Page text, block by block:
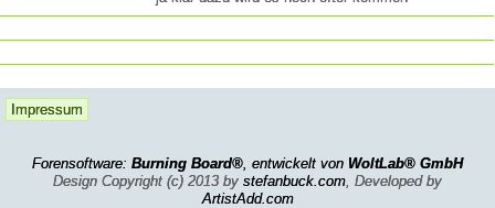
Impressum
Forensoftware: Burning Board®, entwickelt von WoltLab® GmbH
Design Copyright (c) 2013 by stefanbuck.com, Developed by
ArtistAdd.com